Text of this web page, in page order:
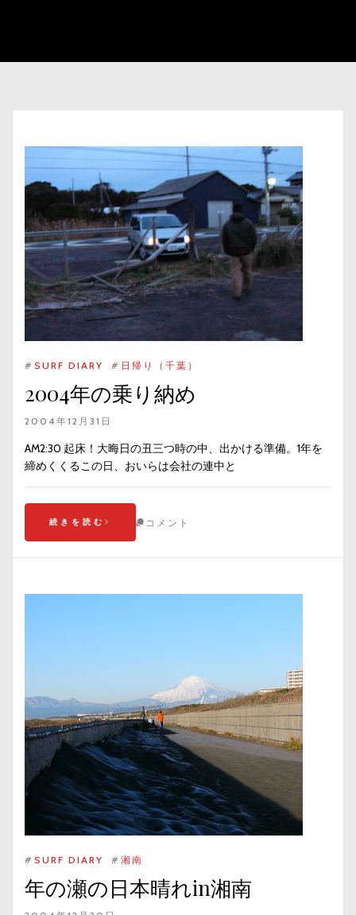
# SURF DIARY # 日帰り（千葉）
2004年の乗り納め
2004年12月31日
AM2:30 起床！大晦日の丑三つ時の中、出かける準備。1年を
締めくくるこの日、おいらは会社の連中と
続きを読む コメント
# SURF DIARY # 湘南
年の瀬の日本晴れin湘南